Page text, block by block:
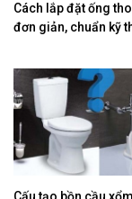
Cách lắp đặt ống
đơn giản, chuẩn kỹ
Cấu tạo bồn cầu